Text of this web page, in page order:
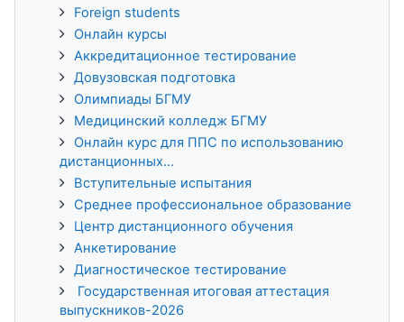
Foreign students
Онлайн курсы
Аккредитационное тестирование
Довузовская подготовка
Олимпиады БГМУ
Медицинский колледж БГМУ
Онлайн курс для ППС по использованию
дистанционных...
Вступительные испытания
Среднее профессиональное образование
Центр дистанционного обучения
Анкетирование
Диагностическое тестирование
Государственная итоговая аттестация
выпускников-2026